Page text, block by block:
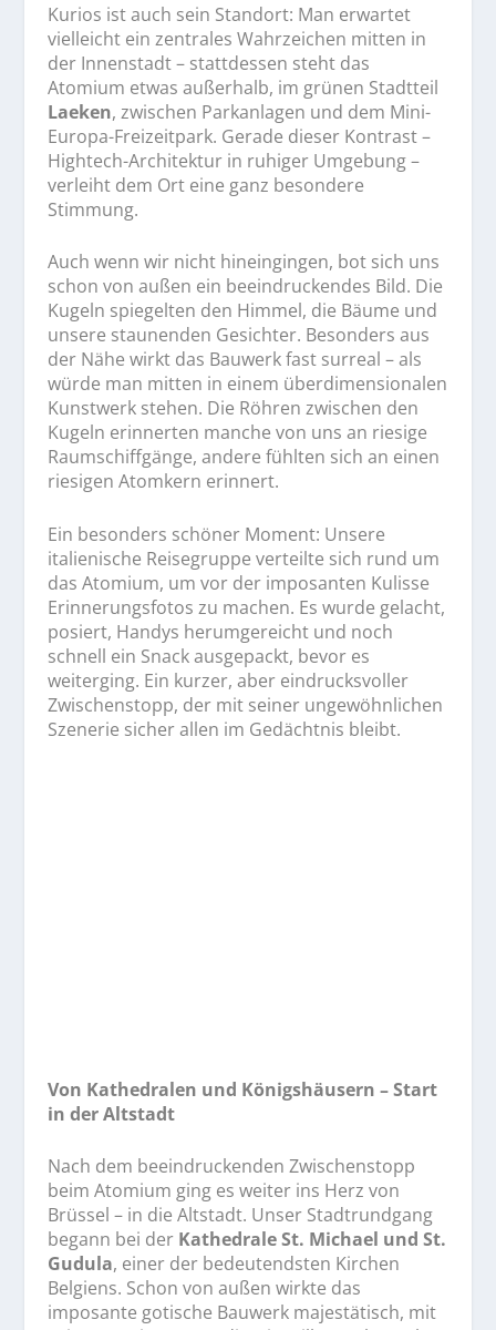
Kurios ist auch sein Standort: Man erwartet
vielleicht ein zentrales Wahrzeichen mitten in
der Innenstadt – stattdessen steht das
Atomium etwas außerhalb, im grünen Stadtteil
Laeken, zwischen Parkanlagen und dem Mini-
Europa-Freizeitpark. Gerade dieser Kontrast –
Hightech-Architektur in ruhiger Umgebung –
verleiht dem Ort eine ganz besondere
Stimmung.
Auch wenn wir nicht hineingingen, bot sich uns
schon von außen ein beeindruckendes Bild. Die
Kugeln spiegelten den Himmel, die Bäume und
unsere staunenden Gesichter. Besonders aus
der Nähe wirkt das Bauwerk fast surreal – als
würde man mitten in einem überdimensionalen
Kunstwerk stehen. Die Röhren zwischen den
Kugeln erinnerten manche von uns an riesige
Raumschiffgänge, andere fühlten sich an einen
riesigen Atomkern erinnert.
Ein besonders schöner Moment: Unsere
italienische Reisegruppe verteilte sich rund um
das Atomium, um vor der imposanten Kulisse
Erinnerungsfotos zu machen. Es wurde gelacht,
posiert, Handys herumgereicht und noch
schnell ein Snack ausgepackt, bevor es
weiterging. Ein kurzer, aber eindrucksvoller
Zwischenstopp, der mit seiner ungewöhnlichen
Szenerie sicher allen im Gedächtnis bleibt.
Von Kathedralen und Königshäusern – Start
in der Altstadt
Nach dem beeindruckenden Zwischenstopp
beim Atomium ging es weiter ins Herz von
Brüssel – in die Altstadt. Unser Stadtrundgang
begann bei der Kathedrale St. Michael und St.
Gudula, einer der bedeutendsten Kirchen
Belgiens. Schon von außen wirkte das
imposante gotische Bauwerk majestätisch, mit